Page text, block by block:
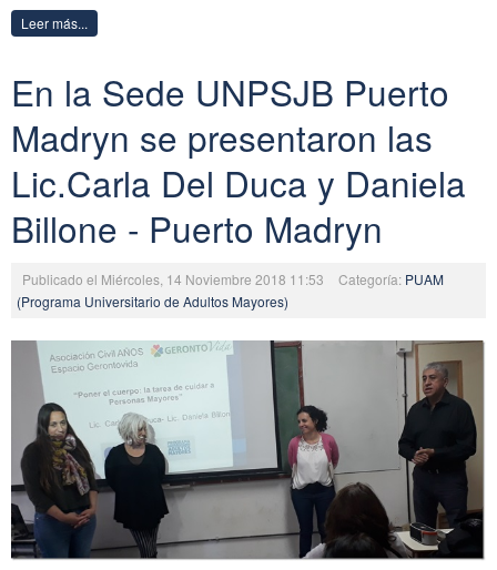
Leer más...
En la Sede UNPSJB Puerto
Madryn se presentaron las
Lic.Carla Del Duca y Daniela
Billone - Puerto Madryn
Publicado el Miércoles, 14 Noviembre 2018 11:53 Categoría: PUAM
(Programa Universitario de Adultos Mayores)